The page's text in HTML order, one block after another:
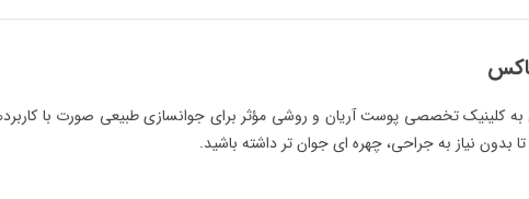
به کلینیک تخصصی پوست آریان و روشی مؤثر برای جوانسازی طبیعی صورت با
نیاز به جراحی، چهره ای جوان تر داشته باشید.